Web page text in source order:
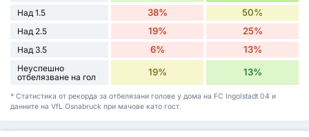
Над 1.5 38% 50%
Над 2.5 19% 25%
Над 3.5 6% 13%
Неуспешно
отбелязване на гол
19% 13%
* Статистика от рекорда за отбелязани голове у дома на FC Ingolstadt 04 и
данните на VfL Osnabruck при мачове като гост.